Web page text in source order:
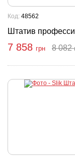
Штатив
Код: 48562
7 858 грн 8 082